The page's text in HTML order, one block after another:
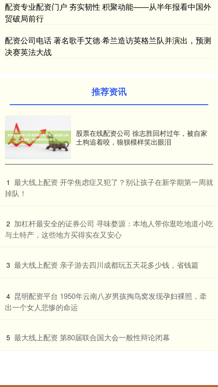
配资专业配资门户 夯实韧性 积聚动能——从半年报看中国外
贸破局前行
配资公司电话 著名歌手艾德·希兰造访英格兰队并演出，预测
决赛英法大战
推荐资讯
股票在线配资公司 徐志胜回村过年，被自家
土狗追着咬，狼狈模样笑出眼泪
1 ​最大线上配资 开学焦虑症又犯了？别让孩子在新学期第一周就
掉队！
2 ​加杠杆最安全的证券公司 寻味婺源：本地人带你逛吃地道小吃
与土特产，这些地方买得实在又安心
3 ​最大线上配资 亲子游去四川成都玩五天花多少钱，省钱篇
4 ​昆明配资平台 1950年云南八岁男孩掏鸟窝发现孕妇裸照，牵
出一个女人悲惨的命运
5 ​最大线上配资 第80届联合国大会一般性辩论闭幕